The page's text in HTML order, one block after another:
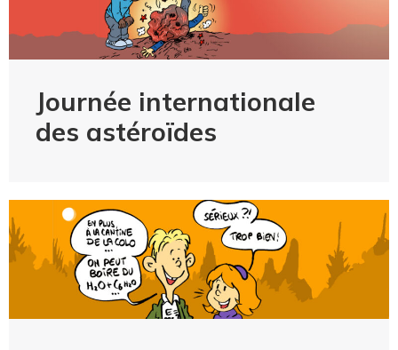
Journée internationale
des astéroïdes